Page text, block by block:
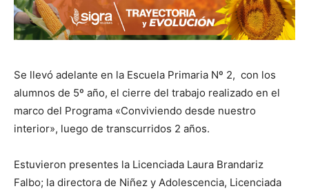
Se llevó adelante en la Escuela Primaria Nº 2, con los
alumnos de 5º año, el cierre del trabajo realizado en el
marco del Programa «Conviviendo desde nuestro
interior», luego de transcurridos 2 años.
Estuvieron presentes la Licenciada Laura Brandariz
Falbo; la directora de Niñez y Adolescencia, Licenciada